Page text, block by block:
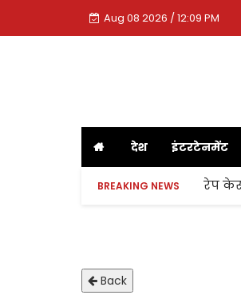
Aug 08 2026 / 12:09 PM
देश इंटरटेनमेंट
BREAKING NEWS रेप
Back